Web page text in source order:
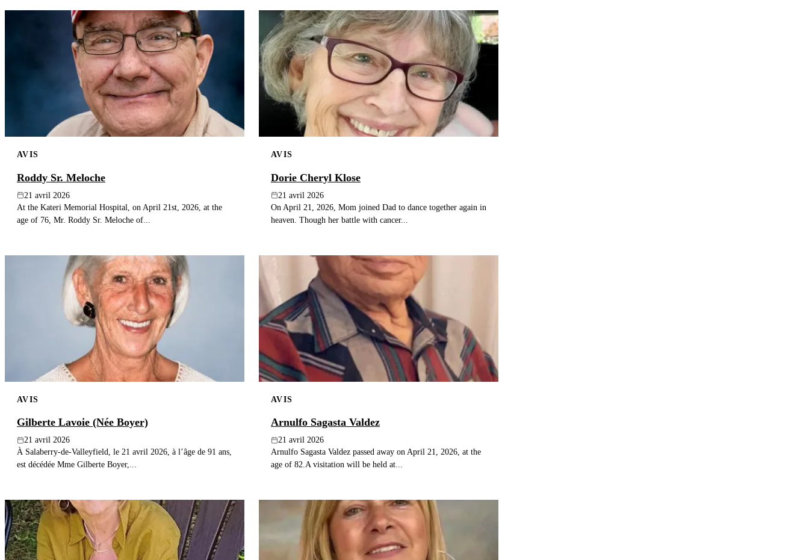
AVIS
Roddy Sr. Meloche
21 avril 2026
At the Kateri Memorial Hospital, on April 21st, 2026, at the
age of 76, Mr. Roddy Sr. Meloche of...
AVIS
Dorie Cheryl Klose
21 avril 2026
On April 21, 2026, Mom joined Dad to dance together again in
heaven. Though her battle with cancer...
AVIS
Gilberte Lavoie (Née Boyer)
21 avril 2026
À Salaberry-de-Valleyfield, le 21 avril 2026, à l’âge de 91 ans,
est décédée Mme Gilberte Boyer,...
AVIS
Arnulfo Sagasta Valdez
21 avril 2026
Arnulfo Sagasta Valdez passed away on April 21, 2026, at the
age of 82.A visitation will be held at...